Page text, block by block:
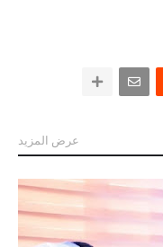
عرض المزيد